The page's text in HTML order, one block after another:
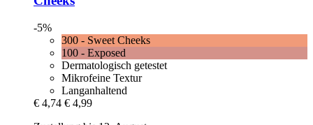
-5%
300 - Sweet Cheeks
100 - Exposed
Dermatologisch getestet
Mikrofeine Textur
Langanhaltend
€ 4,74 € 4,99